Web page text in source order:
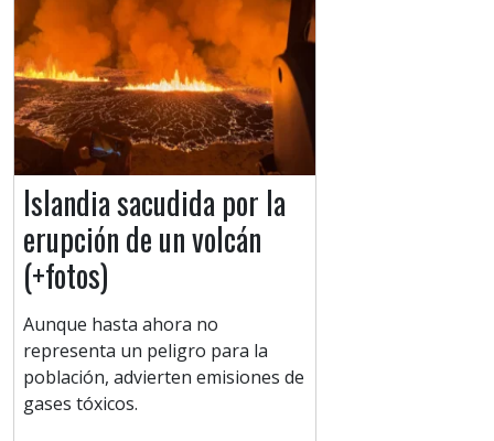
Islandia sacudida por la
erupción de un volcán
(+fotos)
Aunque hasta ahora no
representa un peligro para la
población, advierten emisiones de
gases tóxicos.